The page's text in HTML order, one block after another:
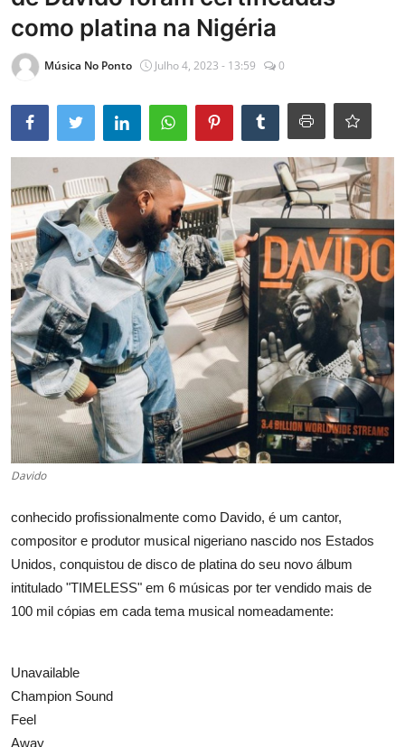
Entrevistas
Mundo
como platina na Nigéria
Música No Ponto Julho 4, 2023 - 13:59 0
Davido
conhecido profissionalmente como Davido, é um cantor,
compositor e produtor musical nigeriano nascido nos Estados
Unidos, conquistou de disco de platina do seu novo álbum
intitulado "TIMELESS" em 6 músicas por ter vendido mais de
100 mil cópias em cada tema musical nomeadamente:
Unavailable
Champion Sound
Feel
Away